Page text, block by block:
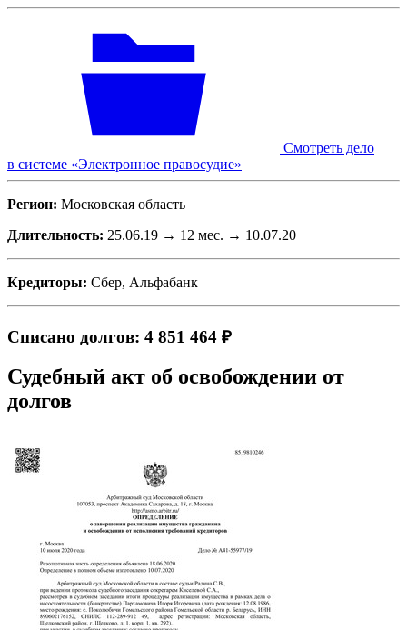
Смотреть дело
в системе «Электронное правосудие»
Регион: Московская область
Длительность: 25.06.19 → 12 мес. → 10.07.20
Кредиторы: Сбер, Альфабанк
Списано долгов: 4 851 464 ₽
Судебный акт об освобождении от
долгов